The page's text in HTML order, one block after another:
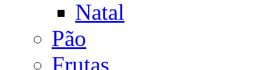
Natal
Pão
Frutas